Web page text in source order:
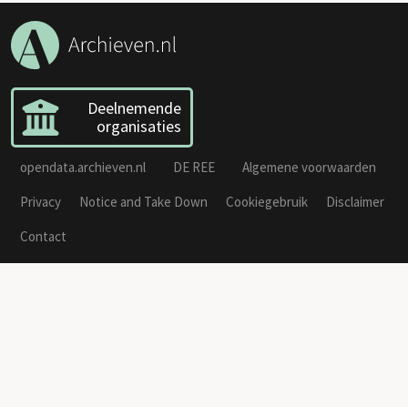
Deelnemende
organisaties
opendata.archieven.nl DE REE
Algemene voorwaarden
Privacy
Notice and Take Down Cookiegebruik
Disclaimer
Contact